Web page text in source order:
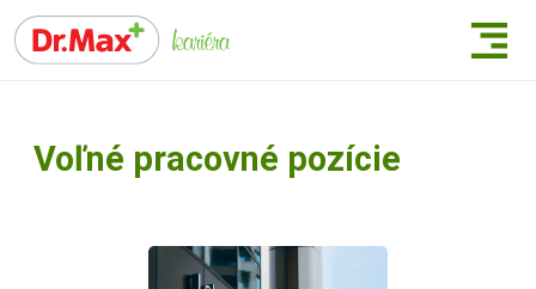
Voľné pracovné pozície